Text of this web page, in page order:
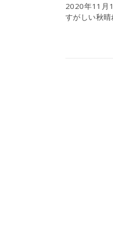
2020年11月
すがしい秋